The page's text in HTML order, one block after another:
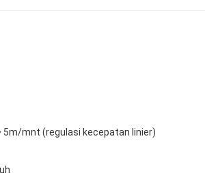
5m/mnt (regulasi kecepatan linier)